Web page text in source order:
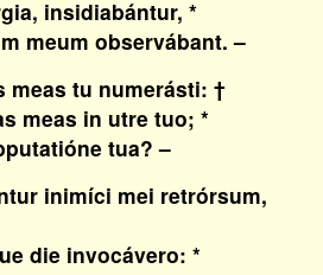
insidiabántur, *
meum observábant. –
tu numerásti: †
in utre tuo; *
tua? –
inimíci mei retrórsum,
die invocávero: *